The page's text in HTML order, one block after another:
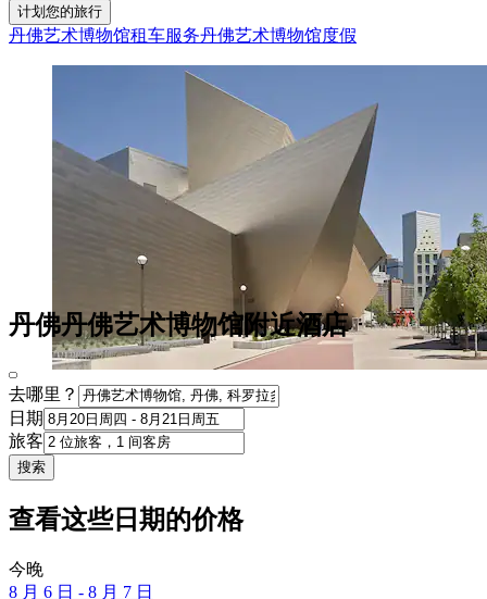
计划您的旅行
丹佛艺术博物馆租车服务丹佛艺术博物馆度假
丹佛丹佛艺术博物馆附近酒店
去哪里？
日期
旅客
搜索
查看这些日期的价格
今晚
8 月 6 日 - 8 月 7 日